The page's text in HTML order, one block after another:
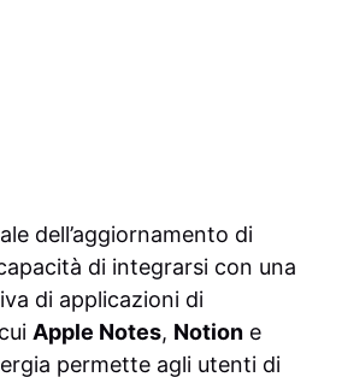
dell’aggiornamento di
di integrarsi con una
di applicazioni di
Apple Notes, Notion e
permette agli utenti di